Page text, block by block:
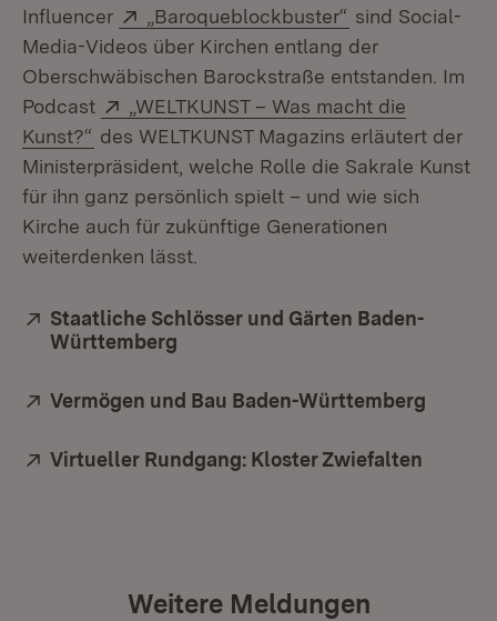
Influencer
Extern:
„Baroqueblockbuster“ (Öffnet in
sind Social-
Media-Videos über Kirchen entlang der
Oberschwäbischen Barockstraße entstanden. Im
Podcast
Extern:
„WELTKUNST – Was macht die
Kunst?“ (Öffnet in neuem Fenster)
des WELTKUNST Magazins erläutert der
Ministerpräsident, welche Rolle die Sakrale Kunst
für ihn ganz persönlich spielt – und wie sich
Kirche auch für zukünftige Generationen
weiterdenken lässt.
Extern:
Staatliche Schlösser und Gärten Baden-
Württemberg
Extern:
Vermögen und Bau Baden-Württemberg
Extern:
Virtueller Rundgang: Kloster Zwiefalten
Weitere Meldungen